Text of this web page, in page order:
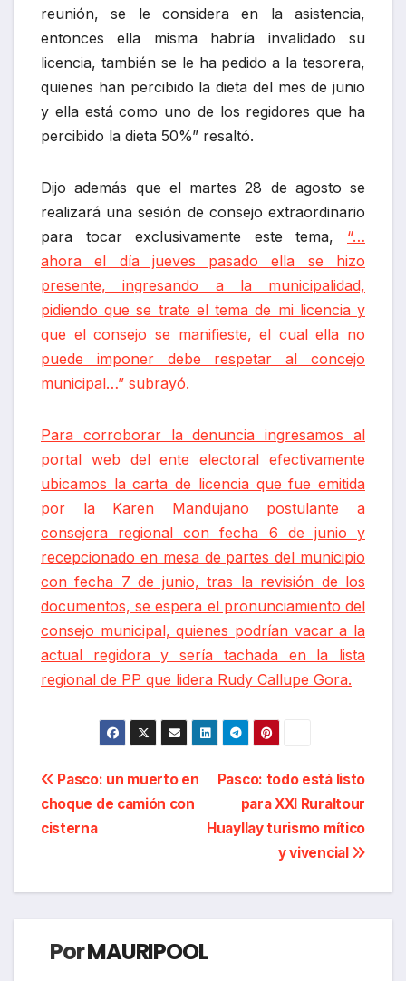
reunión, se le considera en la asistencia,
entonces ella misma habría invalidado su
licencia, también se le ha pedido a la tesorera,
quienes han percibido la dieta del mes de junio
y ella está como uno de los regidores que ha
percibido la dieta 50%” resaltó.
Dijo además que el martes 28 de agosto se
realizará una sesión de consejo extraordinario
para tocar exclusivamente este tema, “…
ahora el día jueves pasado ella se hizo
presente, ingresando a la municipalidad,
pidiendo que se trate el tema de mi licencia y
que el consejo se manifieste, el cual ella no
puede imponer debe respetar al concejo
municipal…” subrayó.
Para corroborar la denuncia ingresamos al
portal web del ente electoral efectivamente
ubicamos la carta de licencia que fue emitida
por la Karen Mandujano postulante a
consejera regional con fecha 6 de junio y
recepcionado en mesa de partes del municipio
con fecha 7 de junio, tras la revisión de los
documentos, se espera el pronunciamiento del
consejo municipal, quienes podrían vacar a la
actual regidora y sería tachada en la lista
regional de PP que lidera Rudy Callupe Gora.
Navegación
de
Pasco: todo está listo
para XXI Ruraltour
Huayllay turismo mítico
y vivencial
Pasco: un muerto en
choque de camión con
cisterna
PorMAURIPOOL